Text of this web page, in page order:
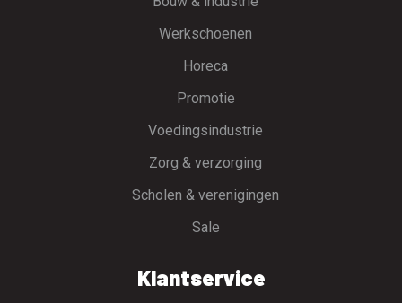
Werkschoenen
Horeca
Promotie
Voedingsindustrie
Zorg & verzorging
Scholen & verenigingen
Sale
Klantservice